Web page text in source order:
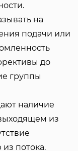
на
подачи или
до
группы
наличие
из
потока.